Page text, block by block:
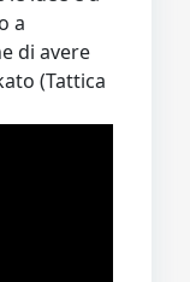
a
di avere
(Tattica